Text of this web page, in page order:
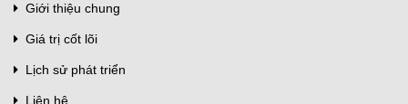
Giới thiệu chung
Giá trị cốt lõi
Lịch sử phát triển
Liên hệ